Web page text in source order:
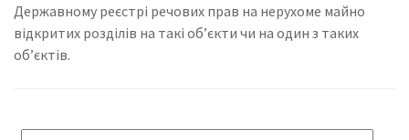
Державному реєстрі речових прав на нерухоме майно
відкритих розділів на такі об’єкти чи на один з таких
об’єктів.